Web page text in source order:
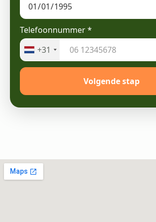
Telefoonnummer*
+31
Volgende stap